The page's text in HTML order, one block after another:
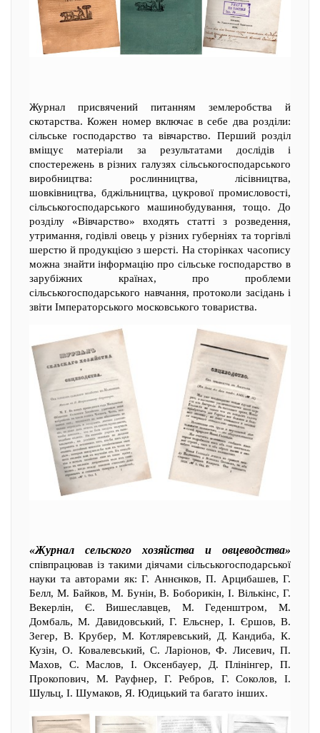
Журнал присвячений питанням землеробства й
скотарства. Кожен номер включає в себе два розділи:
сільське господарство та вівчарство. Перший розділ
вміщує матеріали за результатами дослідів і
спостережень в різних галузях сільськогосподарського
виробництва: рослинництва, лісівництва,
шовківництва, бджільництва, цукрової промисловості,
сільськогосподарського машинобудування, тощо. До
розділу «Вівчарство» входять статті з розведення,
утримання, годівлі овець у різних губерніях та торгівлі
шерстю й продукцією з шерсті. На сторінках часопису
можна знайти інформацію про сільське господарство в
зарубіжних країнах, про проблеми
сільськогосподарського навчання, протоколи засідань і
звіти Імператорського московського товариства.
«Журнал сельского хозяйства и овцеводства»
співпрацював із такими діячами сільськогосподарської
науки та авторами як: Г. Аннєнков, П. Арцибашев, Г.
Белл, М. Байков, М. Бунін, В. Боборикін, І. Вількінс, Г.
Векерлін, Є. Вишеславцев, М. Геденштром, М.
Домбаль, М. Давидовський, Г. Ельснер, І. Єршов, В.
Зегер, В. Крубер, М. Котляревський, Д. Кандиба, К.
Кузін, О. Ковалевський, С. Ларіонов, Ф. Лисевич, П.
Махов, С. Маслов, І. Оксенбауер, Д. Плінінгер, П.
Прокопович, М. Рауфнер, Г. Ребров, Г. Соколов, І.
Шульц, І. Шумаков, Я. Юдицький та багато інших.